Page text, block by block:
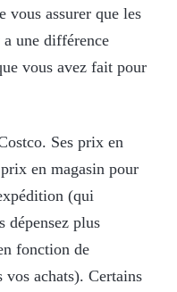
vous assurer que les
une différence
vous avez fait pour
Ses prix en
en magasin pour
(qui
dépensez plus
fonction de
achats). Certains